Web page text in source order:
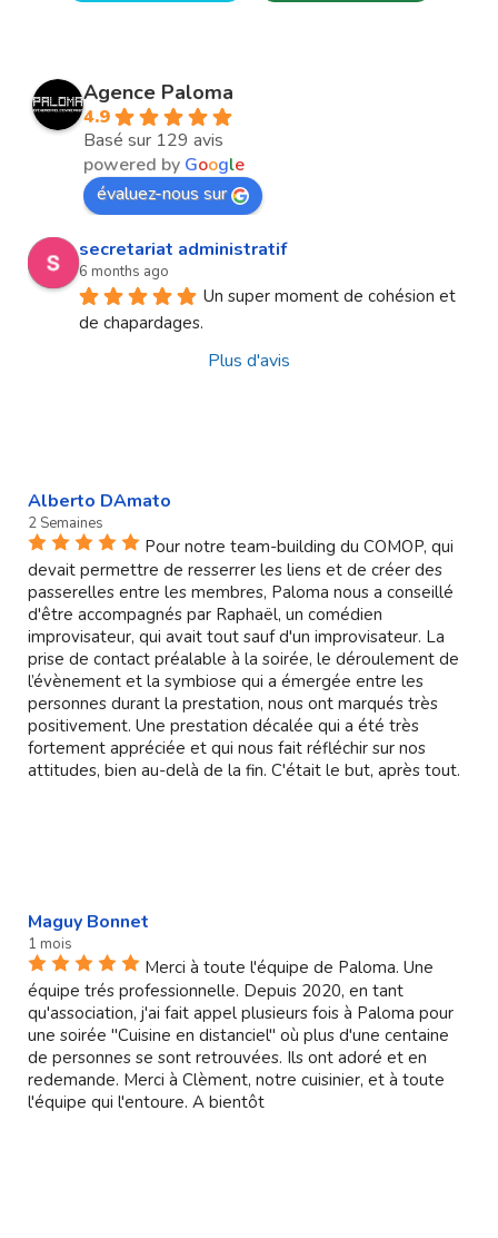
Agence Paloma
4.9
Basé sur 129 avis
powered by Google
évaluez-nous sur
secretariat administratif
6 months ago
Un super moment de cohésion et
de chapardages.
Plus d'avis
Alberto DAmato
2 Semaines
Pour notre team-building du COMOP, qui
devait permettre de resserrer les liens et de créer des
passerelles entre les membres, Paloma nous a conseillé
d'être accompagnés par Raphaël, un comédien
improvisateur, qui avait tout sauf d'un improvisateur. La
prise de contact préalable à la soirée, le déroulement de
l’évènement et la symbiose qui a émergée entre les
personnes durant la prestation, nous ont marqués très
positivement. Une prestation décalée qui a été très
fortement appréciée et qui nous fait réfléchir sur nos
attitudes, bien au-delà de la fin. C'était le but, après tout.
Maguy Bonnet
1 mois
Merci à toute l'équipe de Paloma. Une
équipe trés professionnelle. Depuis 2020, en tant
qu'association, j'ai fait appel plusieurs fois à Paloma pour
une soirée "Cuisine en distanciel" où plus d'une centaine
de personnes se sont retrouvées. Ils ont adoré et en
redemande. Merci à Clèment, notre cuisinier, et à toute
l'équipe qui l'entoure. A bientôt